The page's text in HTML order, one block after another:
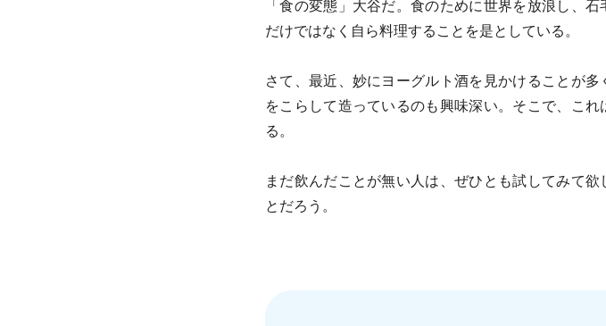
「食の変態」大谷だ。食のために世界を放浪し、
だけではなく自ら料理することを是としている。
さて、最近、妙にヨーグルト酒を見かけることが
をこらして造っているのも興味深い。そこで、こ
る。
まだ飲んだことが無い人は、ぜひとも試してみて
とだろう。